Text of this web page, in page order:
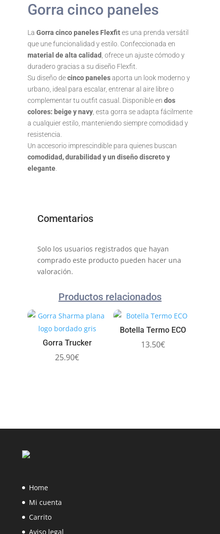
Gorra cinco paneles
La Gorra cinco paneles Flexfites una prenda versátil
que une funcionalidad y estilo. Confeccionada en
material de alta calidad , ofrece un ajuste cómodo y
duradero gracias a su diseño Flexfit.
Su diseño decinco panelesaporta un look moderno y
urbano, ideal para escalar, entrenar al aire libre o
complementar tu outfit casual. Disponible en dos
colores: beige y navy , esta gorra se adapta fácilmente
a cualquier estilo, manteniendo siempre comodidad y
resistencia.
Un accesorio imprescindible para quienes buscan
comodidad, durabilidad y un diseño discreto y
elegante
Comentarios
Solo los usuarios registrados que hayan
comprado este producto pueden hacer una
valoración.
Productos relacionados
Gorra Trucker
25.90€
Botella Termo ECO
13.50€
Home
Mi cuenta
Carrito
Aviso legal